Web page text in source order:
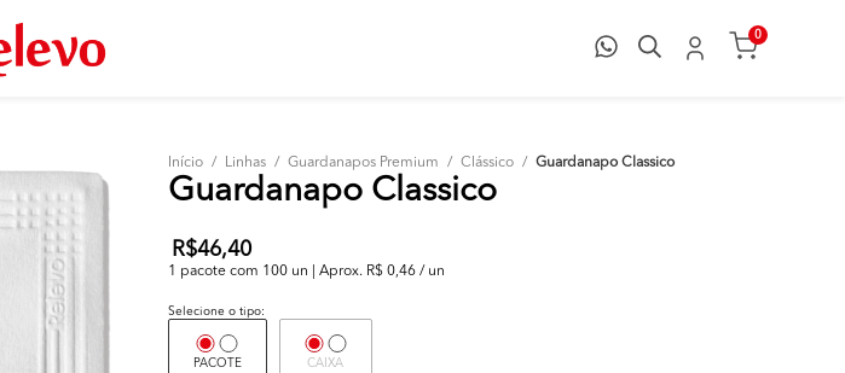
0
Início / Linhas / Guardanapos Premium / Clássico / Guardanapo Classico
Guardanapo Classico
R$46,40
1 pacote com 100 un | Aprox. R$ 0,46 / un
Selecione o tipo:
PACOTE CAIXA